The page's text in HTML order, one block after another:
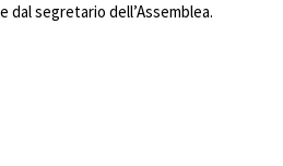
segretario dell’Assemblea.